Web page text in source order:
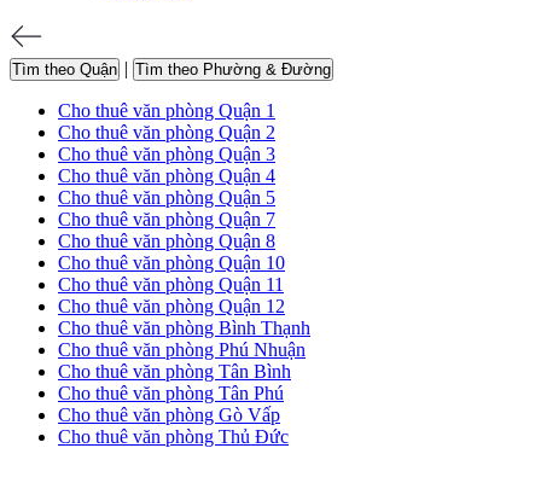
Tìm theo Quận | Tìm theo Phường & Đường
Cho thuê văn phòng Quận 1
Cho thuê văn phòng Quận 2
Cho thuê văn phòng Quận 3
Cho thuê văn phòng Quận 4
Cho thuê văn phòng Quận 5
Cho thuê văn phòng Quận 7
Cho thuê văn phòng Quận 8
Cho thuê văn phòng Quận 10
Cho thuê văn phòng Quận 11
Cho thuê văn phòng Quận 12
Cho thuê văn phòng Bình Thạnh
Cho thuê văn phòng Phú Nhuận
Cho thuê văn phòng Tân Bình
Cho thuê văn phòng Tân Phú
Cho thuê văn phòng Gò Vấp
Cho thuê văn phòng Thủ Đức